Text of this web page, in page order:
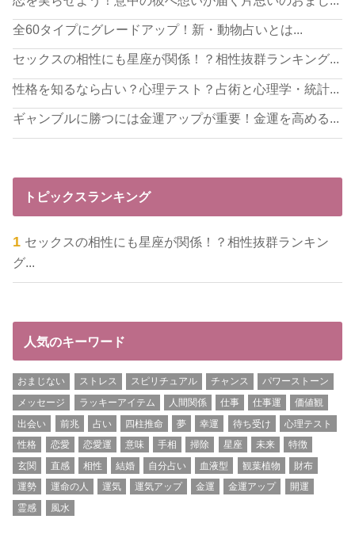
全60タイプにグレードアップ！新・動物占いとは...
セックスの相性にも星座が関係！？相性抜群ランキング...
性格を知るなら占い？心理テスト？占術と心理学・統計...
ギャンブルに勝つには金運アップが重要！金運を高める...
トピックスランキング
セックスの相性にも星座が関係！？相性抜群ランキン
グ...
人気のキーワード
おまじない ストレス スピリチュアル チャンス
パワーストーン
メッセージ
ラッキーアイテム 人間関係 仕事 仕事運
価値観
出会い
前兆 占い 四柱推命 夢 幸運 待ち受け
心理テスト
性格
恋愛 恋愛運 意味 手相 掃除 星座 未来
特徴
玄関
直感 相性 結婚 自分占い 血液型 観葉植物
財布
運勢
運命の人 運気 運気アップ 金運 金運アップ
開運
霊感
風水